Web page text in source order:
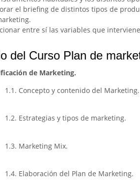
el briefing de distintos tipos de
entre sí las variables que
del Curso Plan de
de Marketing.
1.1. Concepto y contenido del Marketing.
1.2. Estrategias y tipos de marketing.
1.3. Marketing Mix.
1.4. Elaboración del Plan de Marketing.